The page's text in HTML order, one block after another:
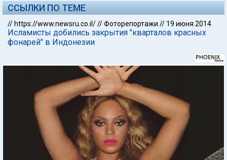
ССЫЛКИ ПО ТЕМЕ
// https://www.newsru.co.il///Фоторепортажи // 19 июня 2014
Исламисты добились закрытия "кварталов красных
фонарей" в Индонезии